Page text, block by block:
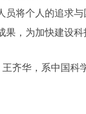
将个人的追求
，为加快建设
王齐华，系中国